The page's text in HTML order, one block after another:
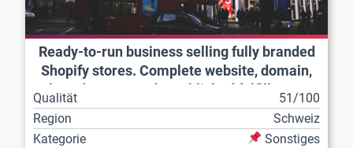
Ready-to-run business selling fully branded
Shopify stores. Complete website, domain,
brand assets and established fulfillment
workflow included.
Qualität
51/100
Region
Schweiz
Kategorie
Sonstiges